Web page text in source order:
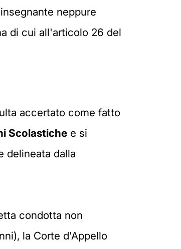
neppure
di cui all'articolo 26 del
accertato come fatto
Scolastiche e si
delineata dalla
condotta non
la Corte d'Appello